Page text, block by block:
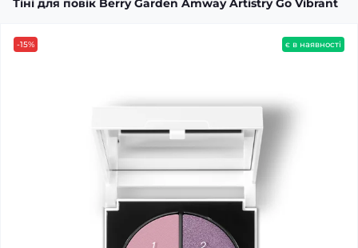
Тіні для повік Berry Garden Amway Artistry Go Vibrant
-15% є в наявності